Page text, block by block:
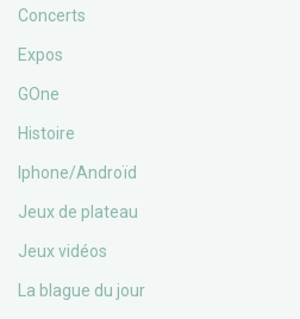
Concerts
Expos
GOne
Histoire
Iphone/Androïd
Jeux de plateau
Jeux vidéos
La blague du jour